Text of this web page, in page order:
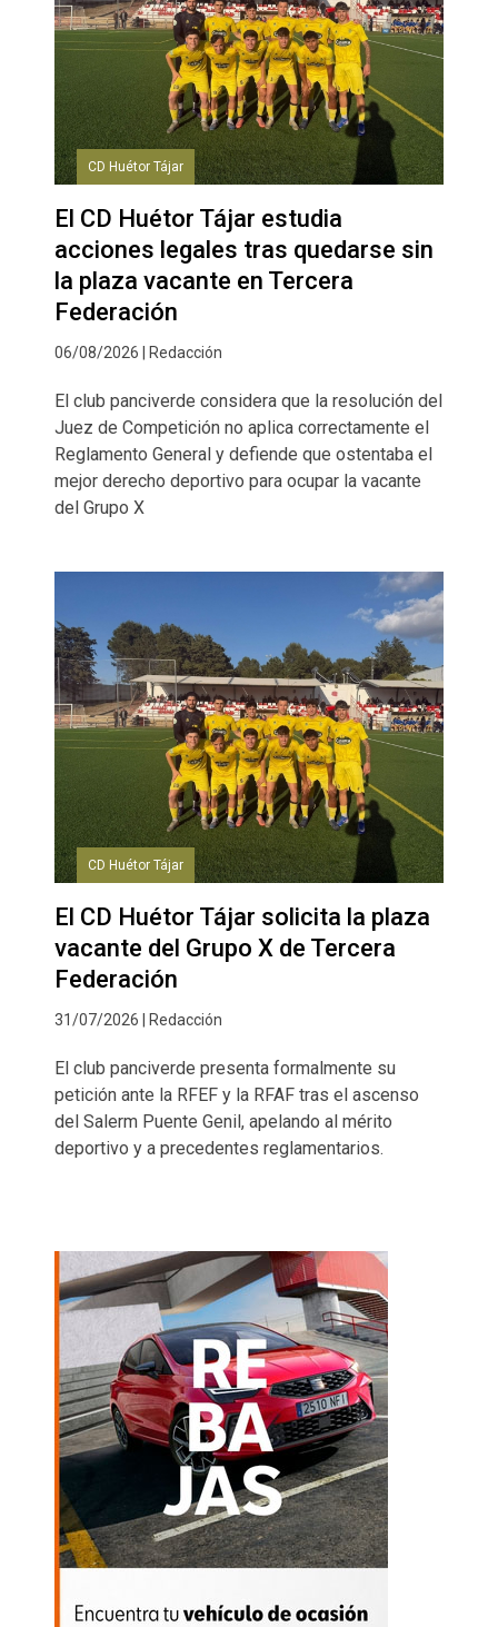
CD Huétor Tájar
El CD Huétor Tájar estudia
acciones legales tras quedarse sin
la plaza vacante en Tercera
Federación
06/08/2026 | Redacción
El club panciverde considera que la resolución del
Juez de Competición no aplica correctamente el
Reglamento General y defiende que ostentaba el
mejor derecho deportivo para ocupar la vacante
del Grupo X
CD Huétor Tájar
El CD Huétor Tájar solicita la plaza
vacante del Grupo X de Tercera
Federación
31/07/2026 | Redacción
El club panciverde presenta formalmente su
petición ante la RFEF y la RFAF tras el ascenso
del Salerm Puente Genil, apelando al mérito
deportivo y a precedentes reglamentarios.